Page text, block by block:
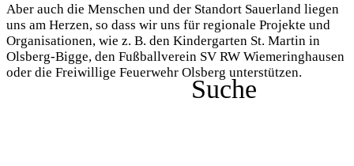
Aber auch die Menschen und der Standort Sauerland liegen
uns am Herzen, so dass wir uns für regionale Projekte und
Organisationen, wie z. B. den Kindergarten St. Martin in
Olsberg-Bigge, den Fußballverein SV RW Wiemeringhausen
oder die Freiwillige Feuerwehr Olsberg unterstützen.